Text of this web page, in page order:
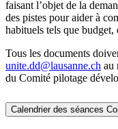
faisant l’objet de la
des pistes pour aider à
habituels tels que
Tous les documents
unite.dd@lausanne.ch au
du Comité pilotage
Calendrier des séances